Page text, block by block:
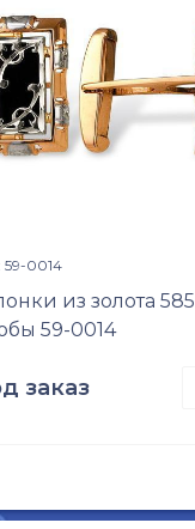
59-0014
из золота 585
59-0014
заказ